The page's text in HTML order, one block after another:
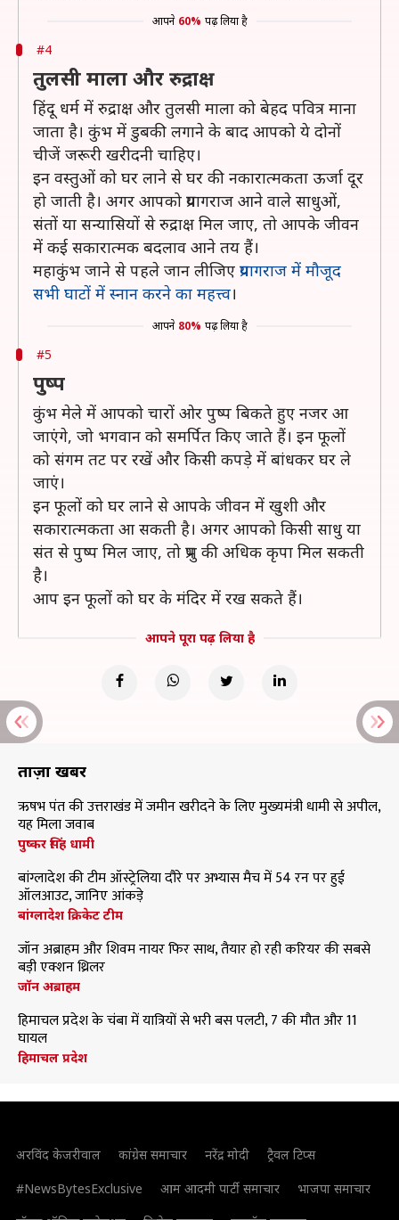
आपने 60% पढ़ लिया है
#4
तुलसी माला और रुद्राक्ष
हिंदू धर्म में रुद्राक्ष और तुलसी माला को बेहद पवित्र माना
जाता है। कुंभ में डुबकी लगाने के बाद आपको ये दोनों
चीजें जरूरी खरीदनी चाहिए।
इन वस्तुओं को घर लाने से घर की नकारात्मकता ऊर्जा दूर
हो जाती है। अगर आपको प्रयागराज आने वाले साधुओं,
संतों या सन्यासियों से रुद्राक्ष मिल जाए, तो आपके जीवन
में कई सकारात्मक बदलाव आने तय हैं।
महाकुंभ जाने से पहले जान लीजिए प्रयागराज में मौजूद
सभी घाटों में स्नान करने का महत्त्व।
आपने 80% पढ़ लिया है
#5
पुष्प
कुंभ मेले में आपको चारों ओर पुष्प बिकते हुए नजर आ
जाएंगे, जो भगवान को समर्पित किए जाते हैं। इन फूलों
को संगम तट पर रखें और किसी कपड़े में बांधकर घर ले
जाएं।
इन फूलों को घर लाने से आपके जीवन में खुशी और
सकारात्मकता आ सकती है। अगर आपको किसी साधु या
संत से पुष्प मिल जाए, तो प्रभु की अधिक कृपा मिल सकती
है।
आप इन फूलों को घर के मंदिर में रख सकते हैं।
आपने पूरा पढ़ लिया है
ताज़ा खबरें
ऋषभ पंत की उत्तराखंड में जमीन खरीदने के लिए मुख्यमंत्री धामी से अपील,
यह मिला जवाब
पुष्कर सिंह धामी
बांग्लादेश की टीम ऑस्ट्रेलिया दौरे पर अभ्यास मैच में 54 रन पर हुई
ऑलआउट, जानिए आंकड़े
बांग्लादेश क्रिकेट टीम
जॉन अब्राहम और शिवम नायर फिर साथ, तैयार हो रही करियर की सबसे
बड़ी एक्शन थ्रिलर
जॉन अब्राहम
हिमाचल प्रदेश के चंबा में यात्रियों से भरी बस पलटी, 7 की मौत और 11
घायल
हिमाचल प्रदेश
अरविंद केजरीवाल कांग्रेस समाचार नरेंद्र मोदी
ट्रैवल टिप्स
#NewsBytesExclusive
आम आदमी पार्टी समाचार
भाजपा समाचार